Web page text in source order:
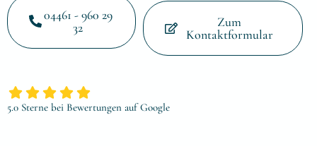
04461 - 960 29
32
Zum
Kontaktformular
5.0 Sterne bei Bewertungen auf Google